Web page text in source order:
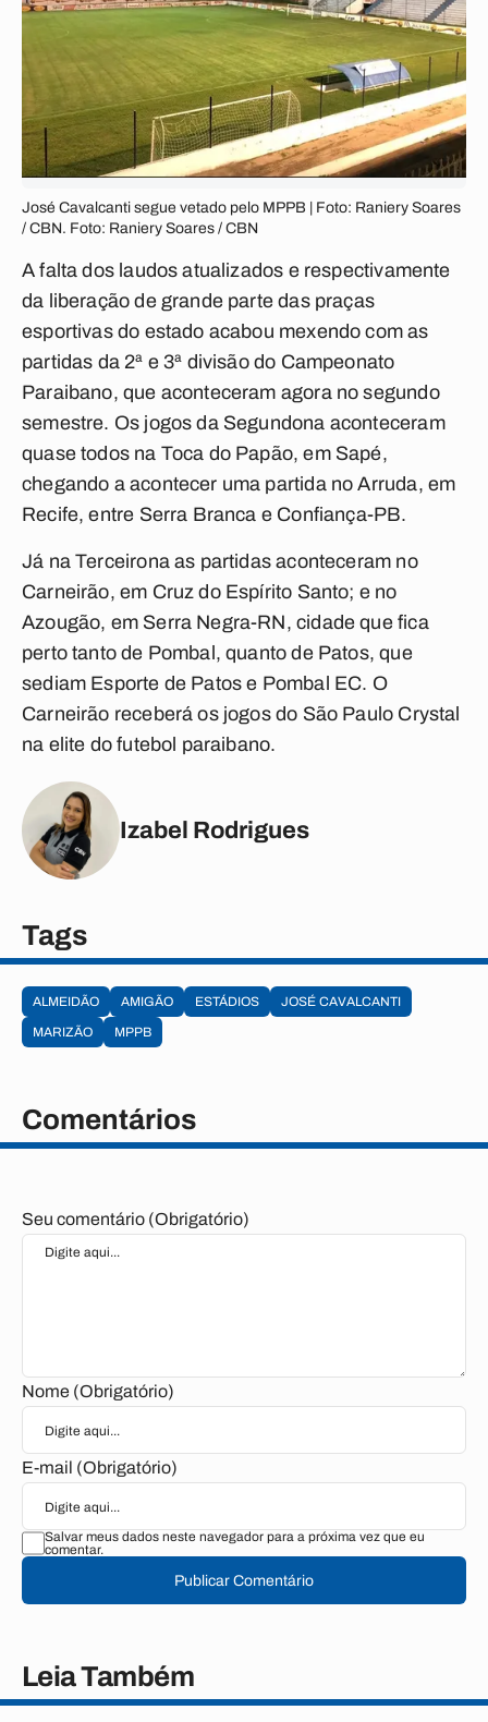
José Cavalcanti segue vetado pelo MPPB | Foto: Raniery Soares
/ CBN. Foto: Raniery Soares / CBN
A falta dos laudos atualizados e respectivamente
da liberação de grande parte das praças
esportivas do estado acabou mexendo com as
partidas da 2ª e 3ª divisão do Campeonato
Paraibano, que aconteceram agora no segundo
semestre. Os jogos da Segundona aconteceram
quase todos na Toca do Papão, em Sapé,
chegando a acontecer uma partida no Arruda, em
Recife, entre Serra Branca e Confiança-PB.
Já na Terceirona as partidas aconteceram no
Carneirão, em Cruz do Espírito Santo; e no
Azougão, em Serra Negra-RN, cidade que fica
perto tanto de Pombal, quanto de Patos, que
sediam Esporte de Patos e Pombal EC. O
Carneirão receberá os jogos do São Paulo Crystal
na elite do futebol paraibano.
Izabel Rodrigues
Tags
ALMEIDÃO AMIGÃO ESTÁDIOS
JOSÉ CAVALCANTI
MARIZÃO
MPPB
Comentários
Seu comentário (Obrigatório)
Nome (Obrigatório)
E-mail (Obrigatório)
Salvar meus dados neste navegador para a próxima vez que eu
comentar.
Publicar Comentário
Leia Também